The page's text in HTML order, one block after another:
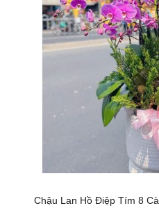
Chậu Lan Hồ Điệp Tím 8